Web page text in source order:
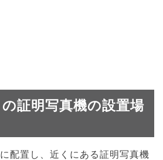
証明写真機の設置場
配置し、近くにある証明写真機